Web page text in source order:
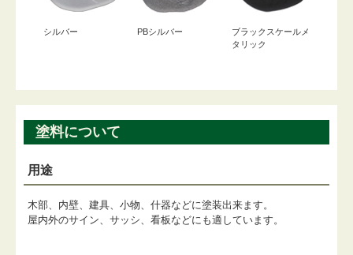
シルバー PBシルバー
ブラックスケールメ
タリック
塗料について
用途
木部、内壁、建具、小物、什器などに塗装出来ます。
屋内外のサイン、サッシ、看板などにも適しています。